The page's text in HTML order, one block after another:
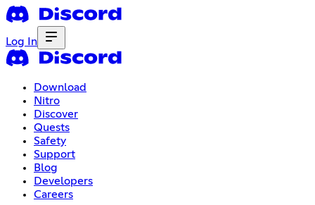
Log In
Download
Nitro
Discover
Quests
Safety
Support
Blog
Developers
Careers